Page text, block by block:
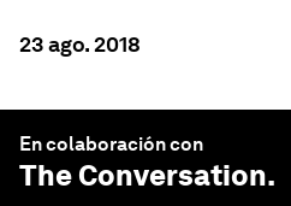
23 ago. 2018
En colaboración con
The Conversation.